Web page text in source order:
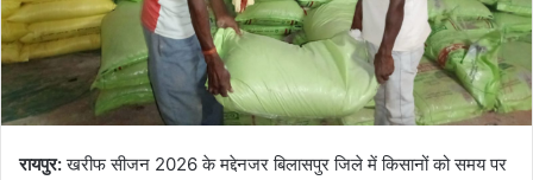
रायपुर:खरीफ सीजन 2026 के मद्देनजर बिलासपुर जिले में किसानों को समय पर